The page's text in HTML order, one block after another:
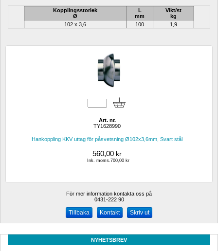
Kopplingsstorlek
Ø
L
mm
Vikt/st
kg
102 x 3,6
100 1,9
Art. nr.
TY1628990
Hankoppling KKV uttag för påsvetsning Ø102x3,6mm, Svart stål
560,00 kr
Ink. moms.700,00 kr
För mer information kontakta oss på
0431-222 90
Kontakt Skriv ut
NYHETSBREV